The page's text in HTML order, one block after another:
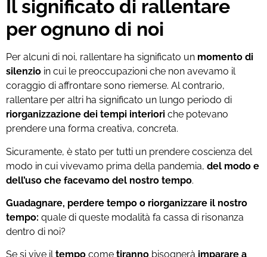
Il significato di rallentare
per ognuno di noi
Per alcuni di noi, rallentare ha significato un momento di
silenzio in cui le preoccupazioni che non avevamo il
coraggio di affrontare sono riemerse. Al contrario,
rallentare per altri ha significato un lungo periodo di
riorganizzazione dei tempi interiori che potevano
prendere una forma creativa, concreta.
Sicuramente, è stato per tutti un prendere coscienza del
modo in cui vivevamo prima della pandemia, del modo e
dell’uso che facevamo del nostro tempo.
Guadagnare, perdere tempo o riorganizzare il nostro
tempo: quale di queste modalità fa cassa di risonanza
dentro di noi?
Se si vive iltempo come tiranno bisognerà imparare a